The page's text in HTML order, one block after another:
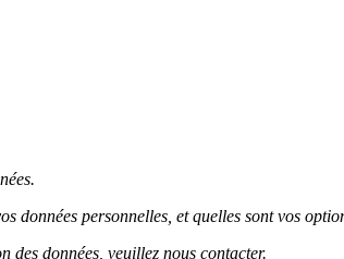
personnelles, et quelles sont vos
des données, veuillez nous contacter.